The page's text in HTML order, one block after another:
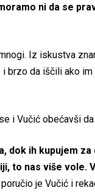
ni da se
Iz iskustva
brzo da iščili ako
i Vučić obećavši
dok ih kupujem
to nas više vole.
poručio je Vučić i